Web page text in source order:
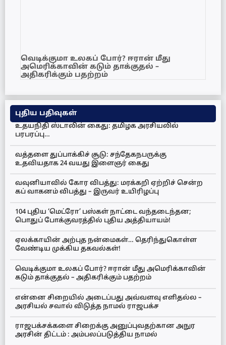
வெடிக்குமா உலகப் போர்? ஈரான் மீது
அமெரிக்காவின் கடும் தாக்குதல் –
அதிகரிக்கும் பதற்றம்
புதிய பதிவுகள்
உதயநிதி ஸ்டாலின் கைது: தமிழக அரசியலில்
பரபரப்பு…
வத்தளை துப்பாக்கிச் சூடு: சந்தேகநபருக்கு
உதவியதாக 24 வயது இளைஞர் கைது
வவுனியாவில் கோர விபத்து: மரக்கறி ஏற்றிச் சென்ற
கப் வாகனம் விபத்து – இருவர் உயிரிழப்பு
104 புதிய ‘மெட்ரோ’ பஸ்கள் நாட்டை வந்தடைந்தன;
பொதுப் போக்குவரத்தில் புதிய அத்தியாயம்!
ஏலக்காயின் அற்புத நன்மைகள்… தெரிந்துகொள்ள
வேண்டிய முக்கிய தகவல்கள்!
வெடிக்குமா உலகப் போர்? ஈரான் மீது அமெரிக்காவின்
கடும் தாக்குதல் – அதிகரிக்கும் பதற்றம்
என்னை சிறையில் அடைப்பது அவ்வளவு எளிதல்ல –
அரசியல் சவால் விடுத்த நாமல் ராஜபக்ச
ராஜபக்சக்களை சிறைக்கு அனுப்புவதற்கான அநுர
அரசின் திட்டம் : அம்பலப்படுத்திய நாமல்